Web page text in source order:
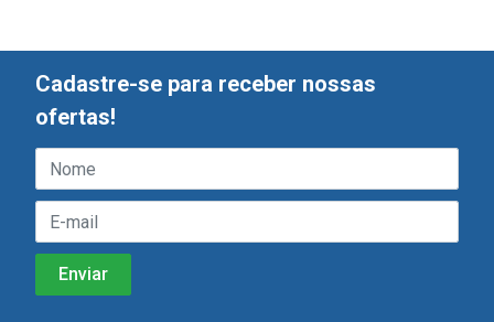
Cadastre-se para receber nossas
ofertas!